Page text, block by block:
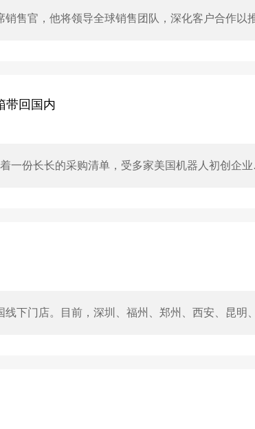
售官，他将领导全球销售团队，深化客户合作以
带回国内
一份长长的采购清单，受多家美国机器人初创企业
下门店。目前，深圳、福州、郑州、西安、昆明